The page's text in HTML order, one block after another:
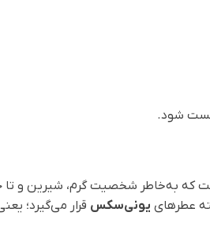
تست شود.
است که به‌خاطر شخصیت گرم،
عطرهای یونی‌سکس قرار می‌گیرد؛